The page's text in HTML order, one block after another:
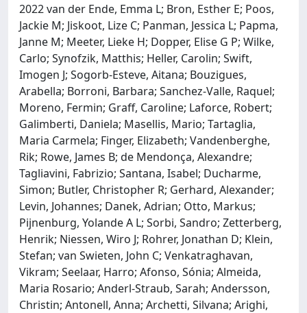
2022 van der Ende, Emma L; Bron, Esther E; Poos,
Jackie M; Jiskoot, Lize C; Panman, Jessica L; Papma,
Janne M; Meeter, Lieke H; Dopper, Elise G P; Wilke,
Carlo; Synofzik, Matthis; Heller, Carolin; Swift,
Imogen J; Sogorb-Esteve, Aitana; Bouzigues,
Arabella; Borroni, Barbara; Sanchez-Valle, Raquel;
Moreno, Fermin; Graff, Caroline; Laforce, Robert;
Galimberti, Daniela; Masellis, Mario; Tartaglia,
Maria Carmela; Finger, Elizabeth; Vandenberghe,
Rik; Rowe, James B; de Mendonça, Alexandre;
Tagliavini, Fabrizio; Santana, Isabel; Ducharme,
Simon; Butler, Christopher R; Gerhard, Alexander;
Levin, Johannes; Danek, Adrian; Otto, Markus;
Pijnenburg, Yolande A L; Sorbi, Sandro; Zetterberg,
Henrik; Niessen, Wiro J; Rohrer, Jonathan D; Klein,
Stefan; van Swieten, John C; Venkatraghavan,
Vikram; Seelaar, Harro; Afonso, Sónia; Almeida,
Maria Rosario; Anderl-Straub, Sarah; Andersson,
Christin; Antonell, Anna; Archetti, Silvana; Arighi,